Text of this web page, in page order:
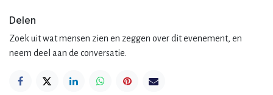
Delen
Zoek uit wat mensen zien en zeggen over dit evenement, en
neem deel aan de conversatie.